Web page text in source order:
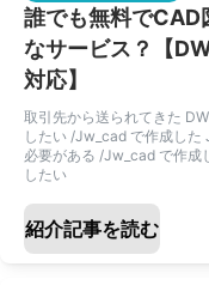
誰でも無料でCAD
なサービス？【
対応】
取引先から送られてきた
したい /Jw_cad で作成した
必要がある /Jw_cad で作成
したい
紹介記事を読む